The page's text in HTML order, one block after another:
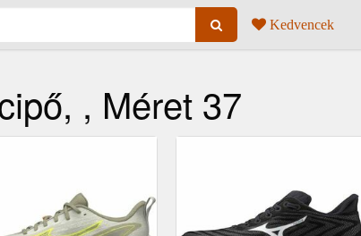
Kedvencek
, Méret 37